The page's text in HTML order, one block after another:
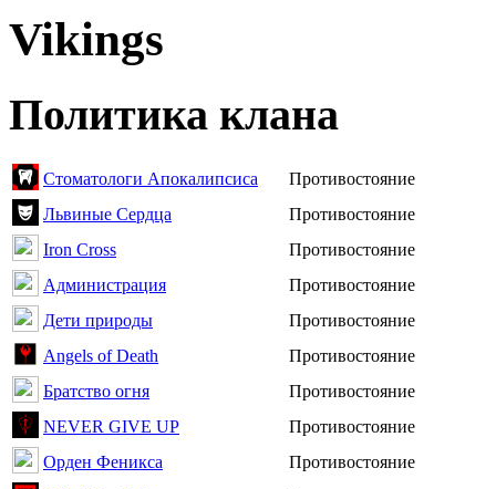
Vikings
Политика клана
Стоматологи Апокалипсиса
Противостояние
Львиные Сердца
Противостояние
Iron Cross
Противостояние
Администрация
Противостояние
Дети природы
Противостояние
Angels of Death
Противостояние
Братство огня
Противостояние
NEVER GIVE UP
Противостояние
Орден Феникса
Противостояние